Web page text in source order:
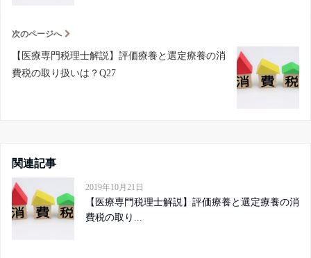
次のページへ
【医療専門税理士解説】評価療養と選定療養の消
費税の取り扱いは？Q27
関連記事
2019年10月21日
【医療専門税理士解説】評価療養と選定療養の消
費税の取り...